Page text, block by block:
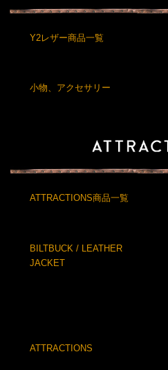
Y2レザー商品一覧
小物、アクセサリー
ATTRACTIONS商品一覧
BILTBUCK / LEATHER
JACKET
ATTRACTIONS